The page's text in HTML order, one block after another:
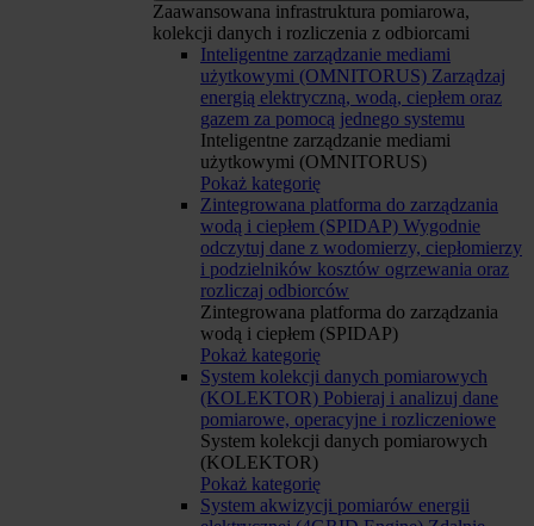
Zaawansowana infrastruktura pomiarowa,
kolekcji danych i rozliczenia z odbiorcami
Inteligentne zarządzanie mediami
użytkowymi (OMNITORUS) Zarządzaj
energią elektryczną, wodą, ciepłem oraz
gazem za pomocą jednego systemu
Inteligentne zarządzanie mediami
użytkowymi (OMNITORUS)
Pokaż kategorię
Zintegrowana platforma do zarządzania
wodą i ciepłem (SPIDAP) Wygodnie
odczytuj dane z wodomierzy, ciepłomierzy
i podzielników kosztów ogrzewania oraz
rozliczaj odbiorców
Zintegrowana platforma do zarządzania
wodą i ciepłem (SPIDAP)
Pokaż kategorię
System kolekcji danych pomiarowych
(KOLEKTOR) Pobieraj i analizuj dane
pomiarowe, operacyjne i rozliczeniowe
System kolekcji danych pomiarowych
(KOLEKTOR)
Pokaż kategorię
System akwizycji pomiarów energii